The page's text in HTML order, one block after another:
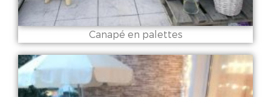
Canapé en palettes